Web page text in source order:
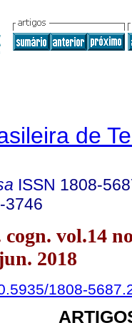
de
ISSN 1808-
3746
cogn. vol.14
2018
1808-